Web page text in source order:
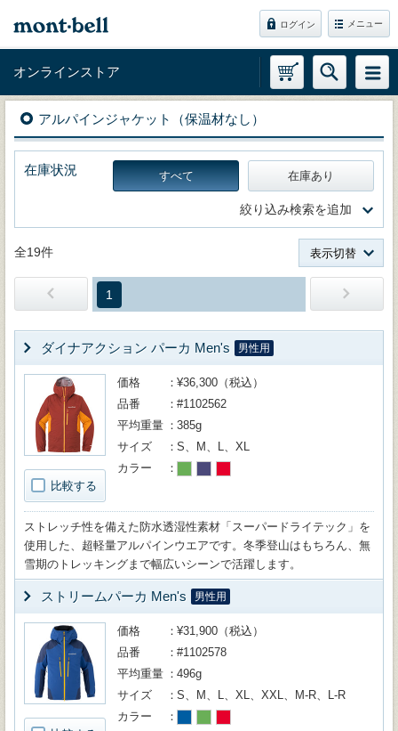
ログイン メニュー
オンラインストア
アルパインジャケット（保温材なし）
在庫状況 すべて 在庫あり
絞り込み検索を追加
全19件 表示切替
1
ダイナアクション パーカ Men's 男性用
比較する
価格
¥36,300（税込）
品番
#1102562
平均重量
385g
サイズ
S、M、L、XL
カラー
ストレッチ性を備えた防水透湿性素材「スーパードライテック」を
使用した、超軽量アルパインウエアです。冬季登山はもちろん、無
雪期のトレッキングまで幅広いシーンで活躍します。
ストリームパーカ Men's 男性用
価格
¥31,900（税込）
品番
#1102578
平均重量
496g
サイズ
S、M、L、XL、XXL、M-R、L-R
カラー